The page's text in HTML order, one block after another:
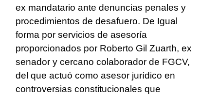
ex mandatario ante denuncias penales y
procedimientos de desafuero. De Igual
forma por servicios de asesoría
proporcionados por Roberto Gil Zuarth, ex
senador y cercano colaborador de FGCV,
del que actuó como asesor jurídico en
controversias constitucionales que